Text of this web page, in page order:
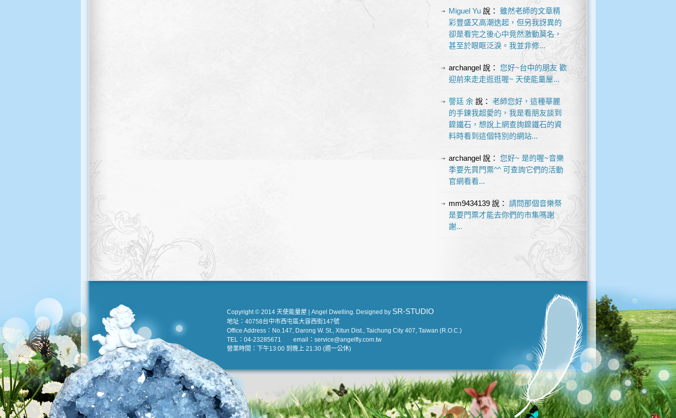
Miguel Yu說： 雖然老師的文章精
彩豐盛又高潮迭起，但另我訝異的
卻是看完之後心中竟然激動莫名，
甚至於眼眶泛淚。我並非修...
archangel說： 您好~台中的朋友 歡
迎前來走走逛逛喔~ 天使能量屋...
謦廷 余說： 老師您好，這種華麗
的手鍊我超愛的，我是看朋友談到
鎳鐵石，想說上網查詢鎳鐵石的資
料時看到這個特別的網站...
archangel說： 您好~ 是的喔~音樂
季要先買門票^^ 可查詢它們的活動
官網看看...
mm9434139說： 請問那個音樂祭
是要門票才能去你們的市集嗎謝
謝...
Copyright © 2014 天使能量屋 | Angel Dwelling. Designed by SR-STUDIO
地址：40758台中市西屯區大容西街147號
Office Address：No.147, Darong W. St., Xitun Dist., Taichung City 407, Taiwan (R.O.C.)
TEL：04-23285671 email：service@angelfly.com.tw
營業時間：下午13:00 到晚上 21:30 (週一公休)